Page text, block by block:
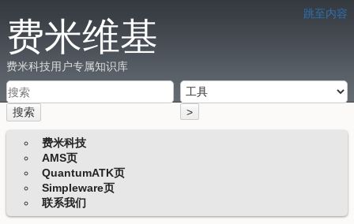
跳至内容
费米维基
费米科技用户专属知识库
搜索 >
费米科技
AMS页
QuantumATK页
Simpleware页
联系我们